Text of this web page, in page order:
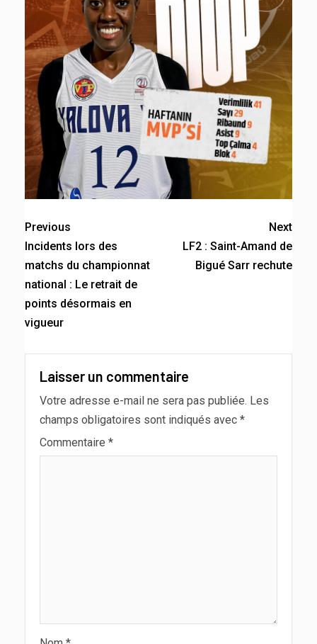
Previous
Incidents lors des
matchs du championnat
national : Le retrait de
points désormais en
vigueur
Next
LF2 : Saint-Amand de
Bigué Sarr rechute
Laisser un commentaire
Votre adresse e-mail ne sera pas publiée. Les
champs obligatoires sont indiqués avec *
Commentaire *